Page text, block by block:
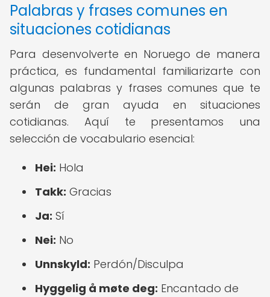
Palabras y frases comunes en
situaciones cotidianas
Para desenvolverte en Noruego de manera
práctica, es fundamental familiarizarte con
algunas palabras y frases comunes que te
serán de gran ayuda en situaciones
cotidianas. Aquí te presentamos una
selección de vocabulario esencial:
Hei: Hola
Takk: Gracias
Ja: Sí
Nei: No
Unnskyld: Perdón/Disculpa
Hyggelig å møte deg: Encantado de